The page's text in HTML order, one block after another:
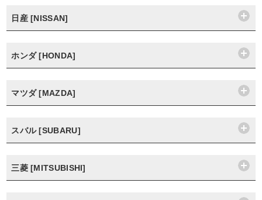
日産 [NISSAN]
ホンダ [HONDA]
マツダ [MAZDA]
スバル [SUBARU]
三菱 [MITSUBISHI]